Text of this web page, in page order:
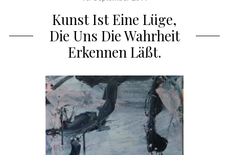
Kunst Ist Eine Lüge,
Die Uns Die Wahrheit
Erkennen Läßt.